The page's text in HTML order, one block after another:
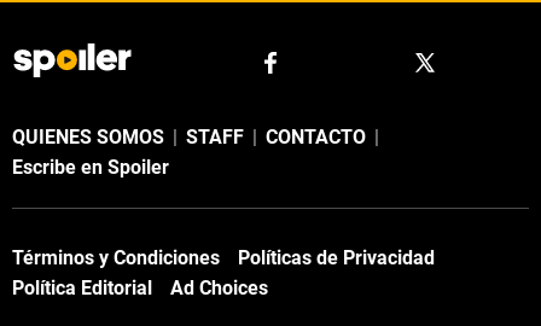
QUIENES SOMOS | STAFF | CONTACTO |
Escribe en Spoiler
Términos y Condiciones
Políticas de Privacidad
Política Editorial
Ad Choices